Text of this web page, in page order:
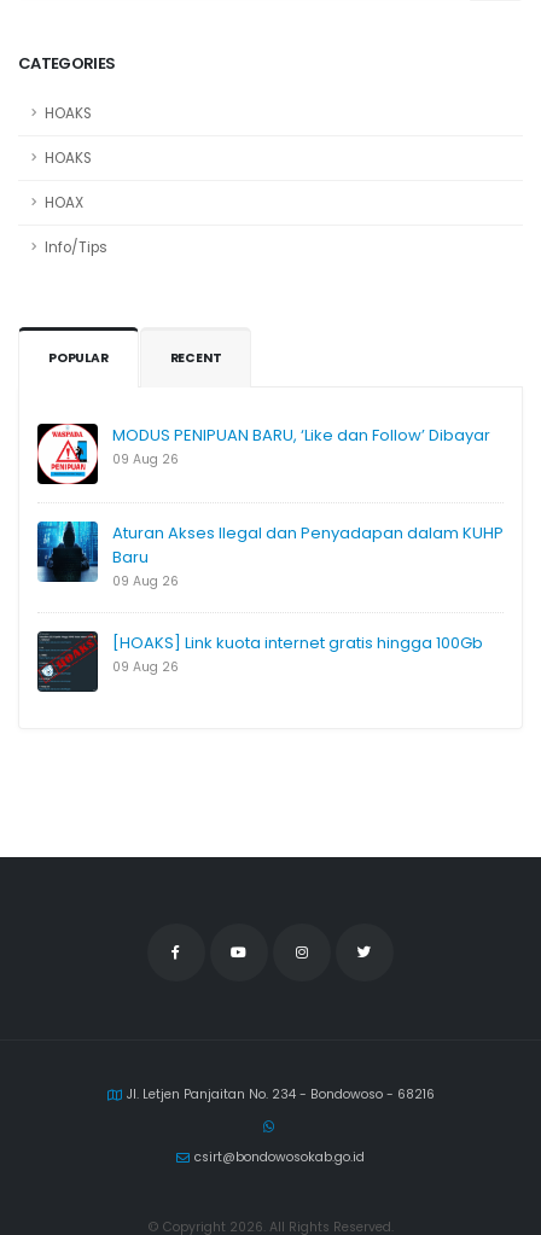
CATEGORIES
HOAKS
HOAKS
HOAX
Info/Tips
POPULAR RECENT
MODUS PENIPUAN BARU, ‘Like dan Follow’ Dibayar
09 Aug 26
Aturan Akses Ilegal dan Penyadapan dalam KUHP
Baru
09 Aug 26
[HOAKS] Link kuota internet gratis hingga 100Gb
09 Aug 26
Jl. Letjen Panjaitan No. 234 - Bondowoso - 68216
csirt@bondowosokab.go.id
© Copyright 2026. All Rights Reserved.